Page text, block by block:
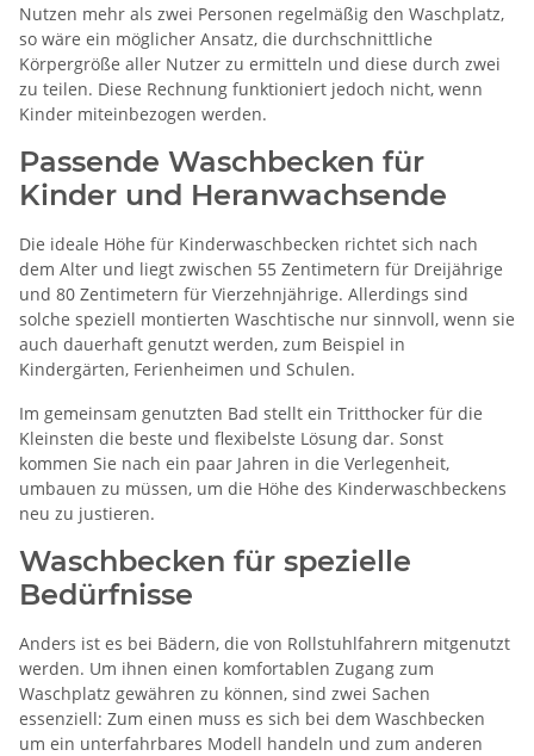
Nutzen mehr als zwei Personen regelmäßig den Waschplatz,
so wäre ein möglicher Ansatz, die durchschnittliche
Körpergröße aller Nutzer zu ermitteln und diese durch zwei
zu teilen. Diese Rechnung funktioniert jedoch nicht, wenn
Kinder miteinbezogen werden.
Passende Waschbecken für
Kinder und Heranwachsende
Die ideale Höhe für Kinderwaschbecken richtet sich nach
dem Alter und liegt zwischen 55 Zentimetern für Dreijährige
und 80 Zentimetern für Vierzehnjährige. Allerdings sind
solche speziell montierten Waschtische nur sinnvoll, wenn sie
auch dauerhaft genutzt werden, zum Beispiel in
Kindergärten, Ferienheimen und Schulen.
Im gemeinsam genutzten Bad stellt ein Tritthocker für die
Kleinsten die beste und flexibelste Lösung dar. Sonst
kommen Sie nach ein paar Jahren in die Verlegenheit,
umbauen zu müssen, um die Höhe des Kinderwaschbeckens
neu zu justieren.
Waschbecken für spezielle
Bedürfnisse
Anders ist es bei Bädern, die von Rollstuhlfahrern mitgenutzt
werden. Um ihnen einen komfortablen Zugang zum
Waschplatz gewähren zu können, sind zwei Sachen
essenziell: Zum einen muss es sich bei dem Waschbecken
um ein unterfahrbares Modell handeln und zum anderen